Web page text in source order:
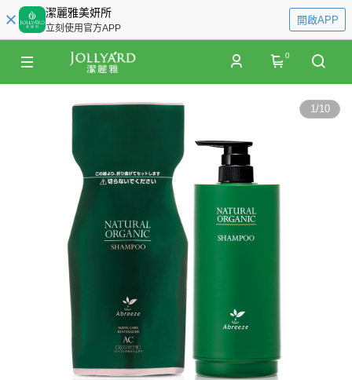
潔麗雅美妍所
立刻使用官方APP
開啟APP
0
1/10